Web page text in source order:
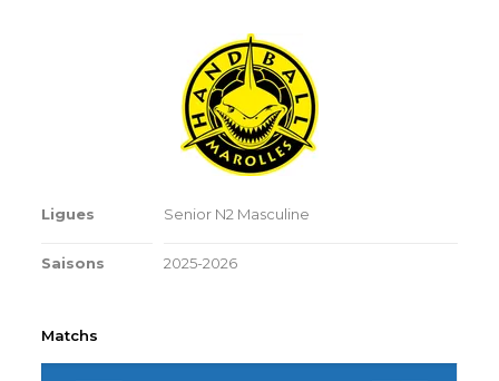
Ligues Senior N2 Masculine
Saisons 2025-2026
Matchs